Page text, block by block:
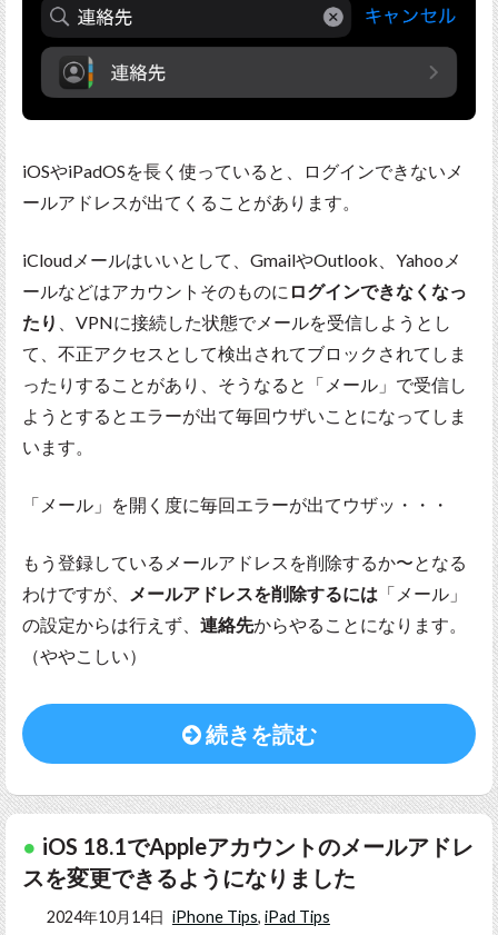
iOSやiPadOSを長く使っていると、ログインできないメ
ールアドレスが出てくることがあります。
iCloudメールはいいとして、GmailやOutlook、Yahooメ
ールなどはアカウントそのものに ログインできなくなっ
たり
、VPNに接続した状態でメールを受信しようとし
て、不正アクセスとして検出されてブロックされてしま
ったりすることがあり、そうなると「メール」で受信し
ようとするとエラーが出て毎回ウザいことになってしま
います。
「メール」を開く度に毎回エラーが出てウザッ・・・
もう登録しているメールアドレスを削除するか〜となる
わけですが、
メールアドレスを削除するには 「メール」
の設定からは行えず、 連絡先からやることになります。
（ややこしい）
続きを読む
iOS 18.1でAppleアカウントのメールアドレ
スを変更できるようになりました
2024年10月14日 iPhone Tips, iPad Tips